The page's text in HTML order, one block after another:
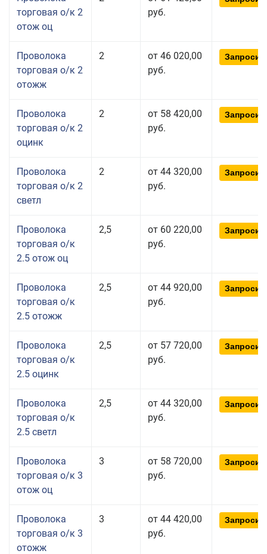
торговая о/к 2
отож оц
руб.
Проволока
торговая о/к 2
отожж
2
от 46 020,00
руб.
Проволока
торговая о/к 2
оцинк
2
от 58 420,00
руб.
Проволока
торговая о/к 2
светл
2
от 44 320,00
руб.
Проволока
торговая о/к
2.5 отож оц
2,5
от 60 220,00
руб.
Проволока
торговая о/к
2.5 отожж
2,5
от 44 920,00
руб.
Проволока
торговая о/к
2.5 оцинк
2,5
от 57 720,00
руб.
Проволока
торговая о/к
2.5 светл
2,5
от 44 320,00
руб.
Проволока
торговая о/к 3
отож оц
3
от 58 720,00
руб.
Проволока
торговая о/к 3
отожж
3
от 44 420,00
руб.